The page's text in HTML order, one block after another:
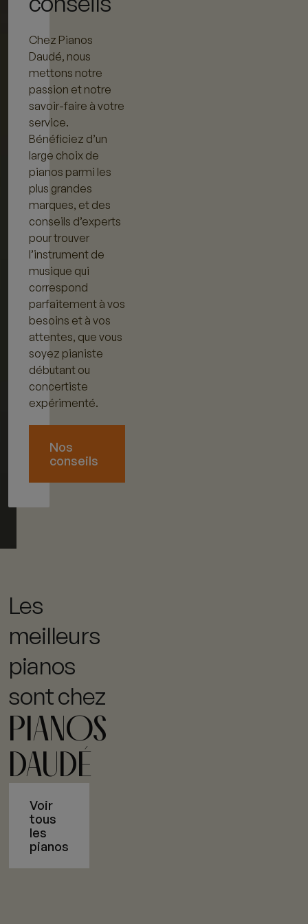
Chez Pianos
Daudé, nous
mettons notre
passion et notre
savoir-faire à votre
service.
Bénéficiez d’un
large choix de
pianos parmi les
plus grandes
marques, et des
conseils d’experts
pour trouver
l’instrument de
musique qui
correspond
parfaitement à vos
besoins et à vos
attentes, que vous
soyez pianiste
débutant ou
concertiste
expérimenté.
Nos
conseils
Les
meilleurs
pianos
sont chez
PIANOS
DAUDÉ
Voir
tous
les
pianos